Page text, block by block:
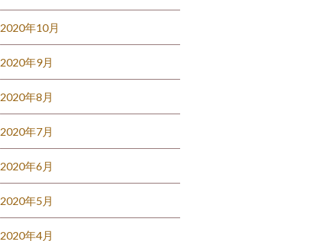
2020年10月
2020年9月
2020年8月
2020年7月
2020年6月
2020年5月
2020年4月